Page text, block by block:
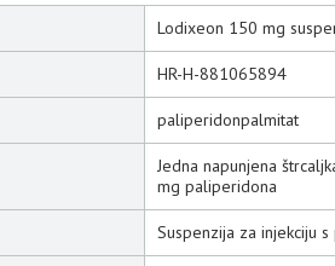
Lodixeon 150 mg
HR-H-881065894
paliperidonpalmitat
Jedna napunjena
mg paliperidona
Suspenzija za injekciju